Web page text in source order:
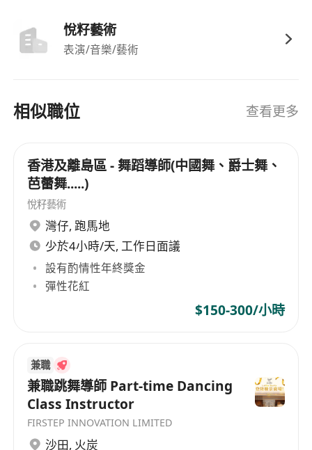
悅籽藝術
表演/音樂/藝術
相似職位 查看更多
香港及離島區 - 舞蹈導師(中國舞、爵士舞、
芭蕾舞.....)
悅籽藝術
灣仔, 跑馬地
少於4小時/天, 工作日面議
設有酌情性年終獎金
彈性花紅
$150-300/小時
兼職
兼職跳舞導師 Part-time Dancing
Class Instructor
FIRSTEP INNOVATION LIMITED
沙田, 火炭